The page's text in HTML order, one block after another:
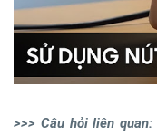
>>> Câu hỏi liên quan: